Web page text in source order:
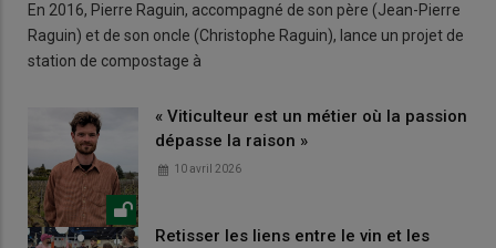
En 2016, Pierre Raguin, accompagné de son père (Jean-Pierre
Raguin) et de son oncle (Christophe Raguin), lance un projet de
station de compostage à
« Viticulteur est un métier où la passion
dépasse la raison »
10 avril 2026
Retisser les liens entre le vin et les